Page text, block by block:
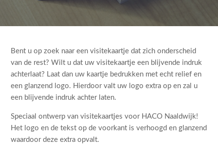
Bent u op zoek naar een visitekaartje dat zich onderscheid
van de rest? Wilt u dat uw visitekaartje een blijvende indruk
achterlaat? Laat dan uw kaartje bedrukken met echt relief en
een glanzend logo. Hierdoor valt uw logo extra op en zal u
een blijvende indruk achter laten.
Speciaal ontwerp van visitekaartjes voor HACO Naaldwijk!
Het logo en de tekst op de voorkant is verhoogd en glanzend
waardoor deze extra opvalt.